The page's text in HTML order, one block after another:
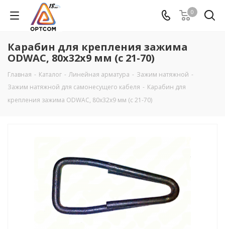
0
Карабин для крепления зажима
ODWAC, 80х32х9 мм (с 21-70)
Главная - Каталог - Линейная арматура - Зажим натяжной -
Зажим натяжной для самонесущего кабеля - Карабин для
крепления зажима ODWAC, 80х32х9 мм (с 21-70)